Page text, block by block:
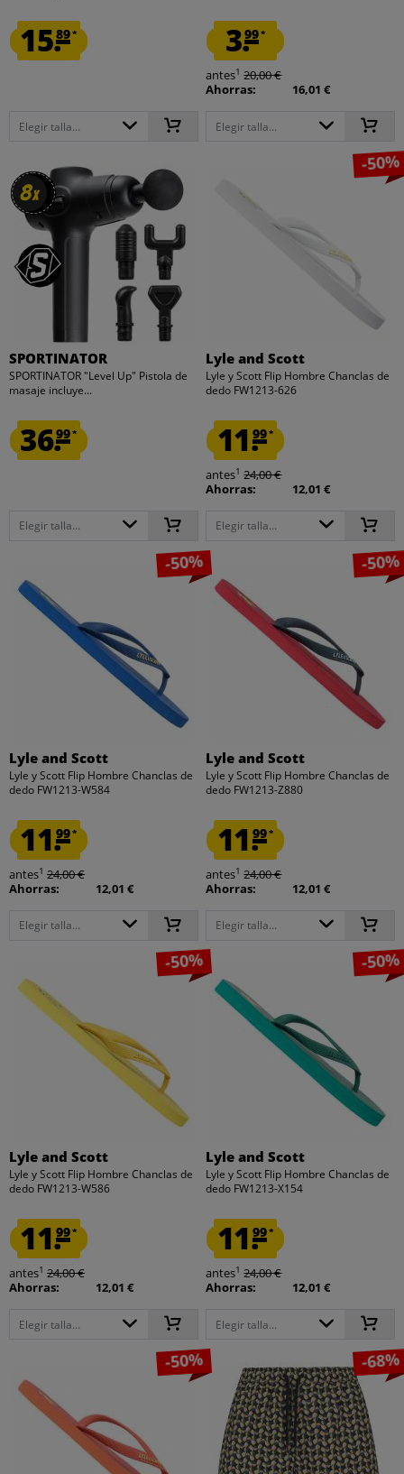
15.89*
Elegir talla...
3.99*
antes1 20,00 €
Ahorras:
16,01 €
Elegir talla...
8x
8x
SPORTINATOR
SPORTINATOR "Level Up" Pistola de
masaje incluye...
36.99*
Elegir talla...
-50%
Lyle and Scott
Lyle y Scott Flip Hombre Chanclas de
dedo FW1213-626
11.99*
antes1 24,00 €
Ahorras:
12,01 €
Elegir talla...
-50%
Lyle and Scott
Lyle y Scott Flip Hombre Chanclas de
dedo FW1213-W584
11.99*
antes1 24,00 €
Ahorras:
12,01 €
Elegir talla...
-50%
Lyle and Scott
Lyle y Scott Flip Hombre Chanclas de
dedo FW1213-Z880
11.99*
antes1 24,00 €
Ahorras:
12,01 €
Elegir talla...
-50%
Lyle and Scott
Lyle y Scott Flip Hombre Chanclas de
dedo FW1213-W586
11.99*
antes1 24,00 €
Ahorras:
12,01 €
Elegir talla...
-50%
Lyle and Scott
Lyle y Scott Flip Hombre Chanclas de
dedo FW1213-X154
11.99*
antes1 24,00 €
Ahorras:
12,01 €
Elegir talla...
-50% -68%